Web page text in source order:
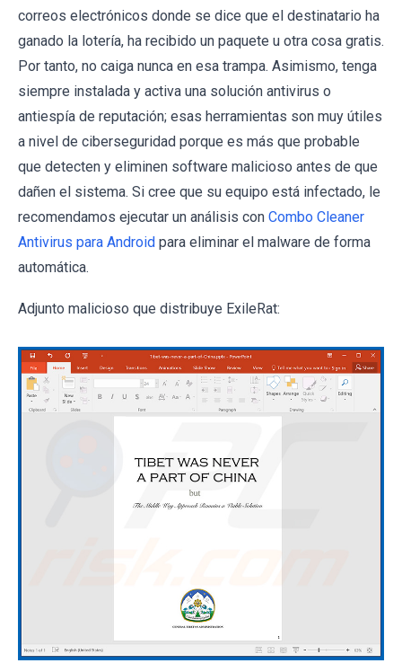
correos electrónicos donde se dice que el destinatario ha
ganado la lotería, ha recibido un paquete u otra cosa gratis.
Por tanto, no caiga nunca en esa trampa. Asimismo, tenga
siempre instalada y activa una solución antivirus o
antiespía de reputación; esas herramientas son muy útiles
a nivel de ciberseguridad porque es más que probable
que detecten y eliminen software malicioso antes de que
dañen el sistema. Si cree que su equipo está infectado, le
recomendamos ejecutar un análisis con Combo Cleaner
Antivirus para Android para eliminar el malware de forma
automática.
Adjunto malicioso que distribuye ExileRat: